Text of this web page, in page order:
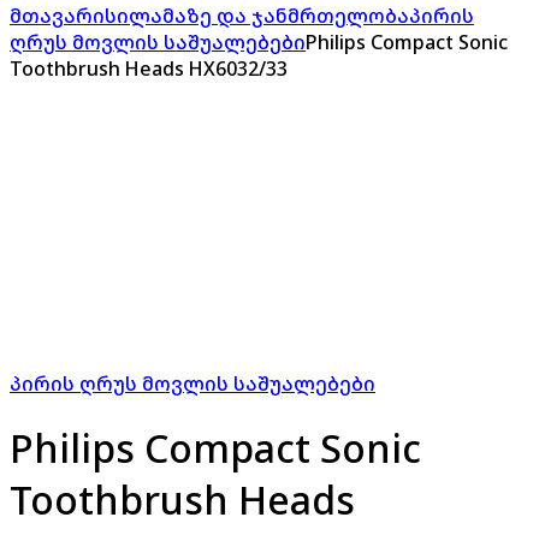
მთავარისილამაზე და ჯანმრთელობაპირის
ღრუს მოვლის საშუალებებიPhilips Compact Sonic
Toothbrush Heads HX6032/33
პირის ღრუს მოვლის საშუალებები
Philips Compact Sonic
Toothbrush Heads